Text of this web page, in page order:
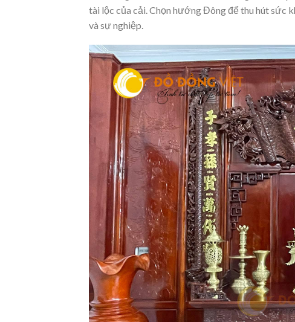
tài lộc của cải. Chọn hướng Đông để thu hút sức
và sự nghiệp.